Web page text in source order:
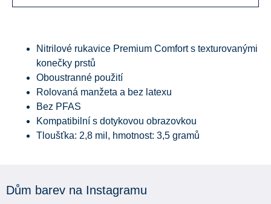
Nitrilové rukavice Premium Comfort s texturovanými
konečky prstů
Oboustranné použití
Rolovaná manžeta a bez latexu
Bez PFAS
Kompatibilní s dotykovou obrazovkou
Tloušťka: 2,8 mil, hmotnost: 3,5 gramů
Dům barev na Instagramu